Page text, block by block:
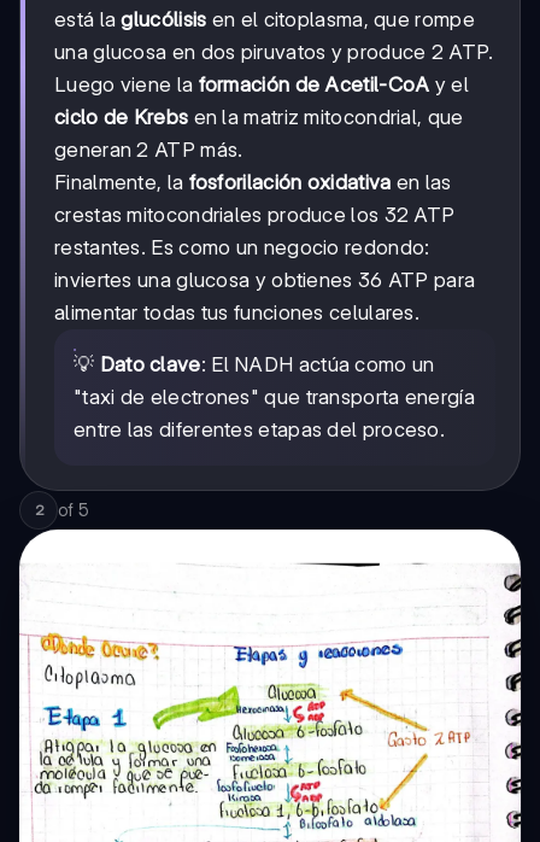
está laglucólisis en el citoplasma, que rompe
una glucosa en dos piruvatos y produce 2 ATP.
Luego viene la formación de Acetil-CoA y el
ciclo de Krebs en la matriz mitocondrial, que
generan 2 ATP más.
Finalmente, la fosforilación oxidativa en las
crestas mitocondriales produce los 32 ATP
restantes. Es como un negocio redondo:
inviertes una glucosa y obtienes 36 ATP para
alimentar todas tus funciones celulares.
💡 Dato clave: El NADH actúa como un
"taxi de electrones" que transporta energía
entre las diferentes etapas del proceso.
2 of 5